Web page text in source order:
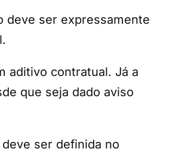
deve ser expressamente
aditivo contratual. Já a
que seja dado aviso
ser definida no